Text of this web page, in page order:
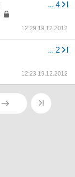
... 4
12:29 19.12.2012
... 2
12:23 19.12.2012